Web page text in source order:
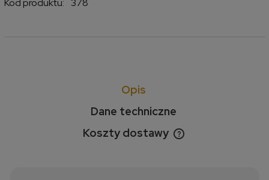
Kod produktu:
378
Opis
Dane techniczne
Koszty dostawy
Cena nie zawiera ewentualnych kosztów płatności